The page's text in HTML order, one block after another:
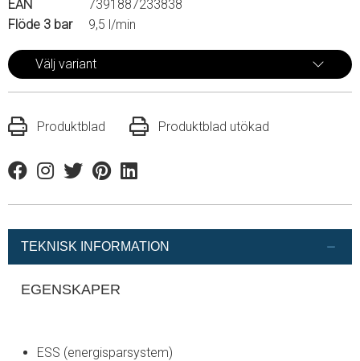
EAN
7391887233838
Flöde 3 bar
9,5 l/min
Välj variant
Produktblad Produktblad utökad
FacebookInstagram
TwitterPinterestLinkedin
TEKNISK INFORMATION
EGENSKAPER
ESS (energisparsystem)